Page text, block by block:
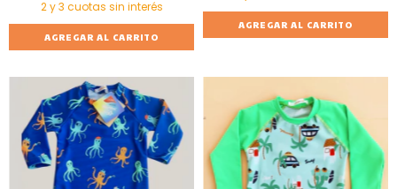
AGREGAR AL CARRITO
AGREGAR AL CARRITO